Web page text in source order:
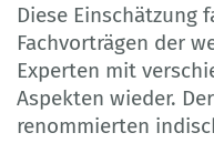
Diese Einschätzung
Fachvorträgen der
Experten mit
Aspekten wieder.
renommierten